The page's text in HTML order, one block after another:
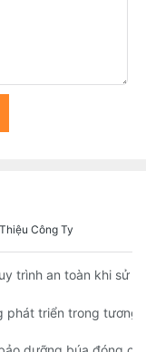
Công Ty
nhồi đáng tin cậy
trình an toàn khi sử
đối với thiết bị đóng
phát triển trong tương